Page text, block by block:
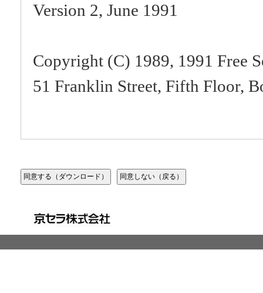
Version 2, June 1991
Copyright (C) 1989, 1991 Free
51 Franklin Street, Fifth Floor,
of this license document, but
Preamble
The licenses for most software